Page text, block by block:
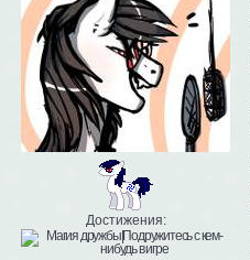
Достижения: